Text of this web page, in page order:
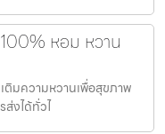
หอม หวาน
มความหวานเพื่อสุขภาพ
งได้ทั่วไ